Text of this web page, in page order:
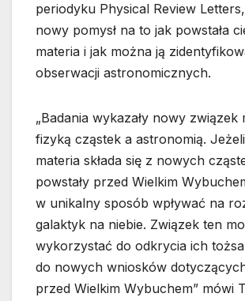
periodyku Physical Review
nowy pomysł na to jak powstała
materia i jak można ją
obserwacji astronomicznych.
„Badania wykazały nowy związek
fizyką cząstek a astronomią.
materia składa się z nowych
powstały przed Wielkim
w unikalny sposób wpływać na
galaktyk na niebie. Związek ten
wykorzystać do odkrycia ich
do nowych wniosków
przed Wielkim Wybuchem” mówi